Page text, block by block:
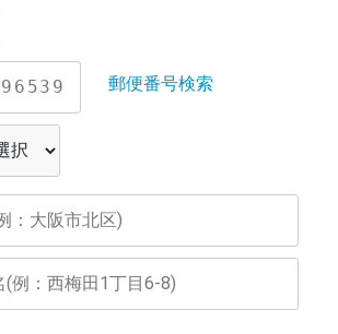
郵便番号検索